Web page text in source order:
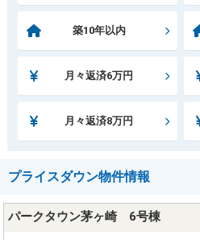
築10年以内
月々返済6万円
月々返済8万円
プライスダウン物件情報
パークタウン茅ヶ崎 6号棟